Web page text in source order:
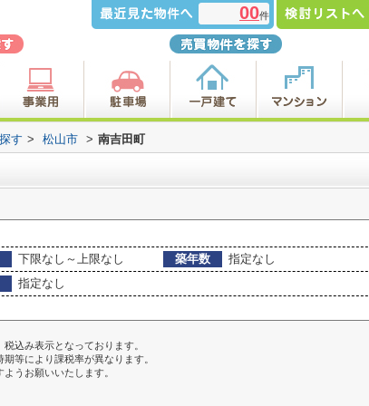
00件
す > 松山市 > 南吉田町
下限なし～上限なし 築年数
指定なし
指定なし
込み表示となっております。
等により課税率が異なります。
うお願いいたします。